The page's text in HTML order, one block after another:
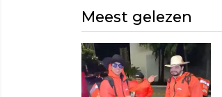
Meest gelezen